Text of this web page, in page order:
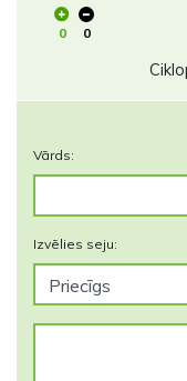
0 0
Vārds:
Izvēlies seju: